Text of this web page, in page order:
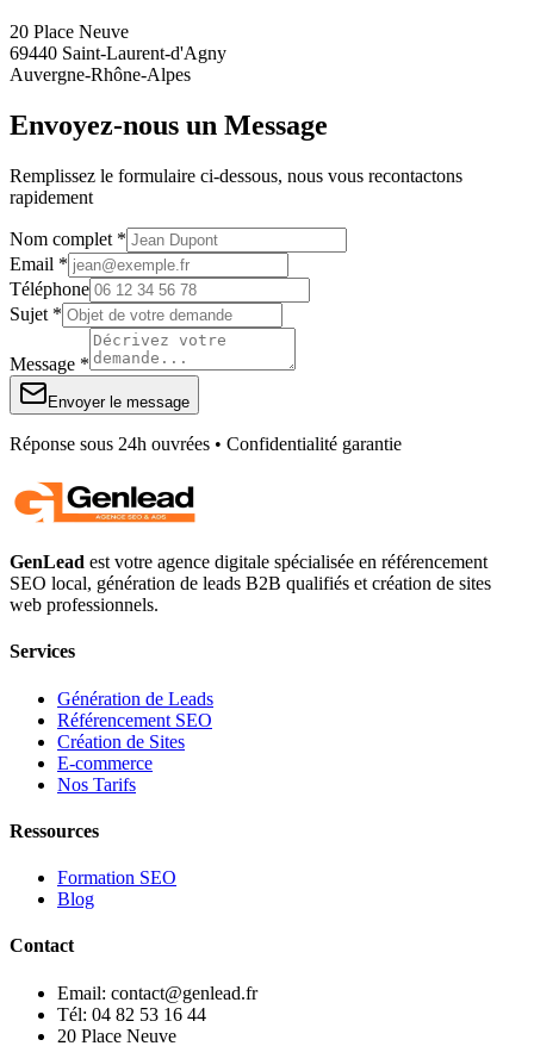
20 Place Neuve
69440 Saint-Laurent-d'Agny
Auvergne-Rhône-Alpes
Envoyez-nous un Message
Remplissez le formulaire ci-dessous, nous vous recontactons
rapidement
Nom complet *
Email *
Téléphone
Sujet *
Message *
Envoyer le message
Réponse sous 24h ouvrées • Confidentialité garantie
GenLead est votre agence digitale spécialisée en référencement
SEO local, génération de leads B2B qualifiés et création de sites
web professionnels.
Services
Génération de Leads
Référencement SEO
Création de Sites
E-commerce
Nos Tarifs
Ressources
Formation SEO
Blog
Contact
Email: contact@genlead.fr
Tél: 04 82 53 16 44
20 Place Neuve